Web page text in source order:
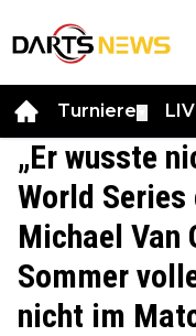
Turniere
„Er wusste
World Series
Michael Van
Sommer
nicht im